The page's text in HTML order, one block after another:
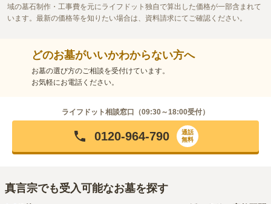
域の墓石制作・工事費を元にライフドット独自で算出した価格が一部含まれて
います。最新の価格等を知りたい場合は、資料請求にてご確認ください。
どのお墓がいいかわからない方へ
お墓の選び方のご相談を受付けています。
お気軽にお電話ください。
ライフドット相談窓口（09:30～18:00受付）
0120-964-790
通話
無料
真言宗でも受入可能なお墓を探す